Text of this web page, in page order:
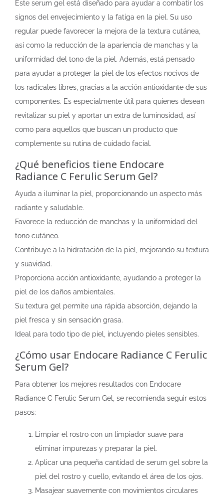
Este serum gel está diseñado para ayudar a combatir los
signos del envejecimiento y la fatiga en la piel. Su uso
regular puede favorecer la mejora de la textura cutánea,
así como la reducción de la apariencia de manchas y la
uniformidad del tono de la piel. Además, está pensado
para ayudar a proteger la piel de los efectos nocivos de
los radicales libres, gracias a la acción antioxidante de sus
componentes. Es especialmente útil para quienes desean
revitalizar su piel y aportar un extra de luminosidad, así
como para aquellos que buscan un producto que
complemente su rutina de cuidado facial.
¿Qué beneficios tiene Endocare
Radiance C Ferulic Serum Gel?
Ayuda a iluminar la piel, proporcionando un aspecto más
radiante y saludable.
Favorece la reducción de manchas y la uniformidad del
tono cutáneo.
Contribuye a la hidratación de la piel, mejorando su textura
y suavidad.
Proporciona acción antioxidante, ayudando a proteger la
piel de los daños ambientales.
Su textura gel permite una rápida absorción, dejando la
piel fresca y sin sensación grasa.
Ideal para todo tipo de piel, incluyendo pieles sensibles.
¿Cómo usar Endocare Radiance C Ferulic
Serum Gel?
Para obtener los mejores resultados con Endocare
Radiance C Ferulic Serum Gel, se recomienda seguir estos
pasos:
Limpiar el rostro con un limpiador suave para
eliminar impurezas y preparar la piel.
Aplicar una pequeña cantidad de serum gel sobre la
piel del rostro y cuello, evitando el área de los ojos.
Masajear suavemente con movimientos circulares